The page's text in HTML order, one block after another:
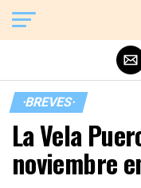
·BREVES·
La Vela
noviembre